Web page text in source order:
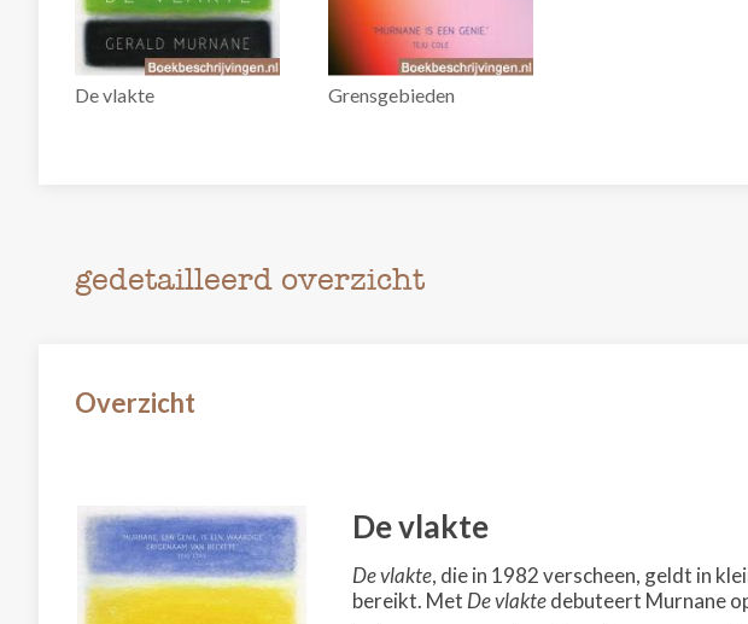
De vlakte Grensgebieden
gedetailleerd overzicht
Overzicht
De vlakte
De vlakte, die in 1982 verscheen, geldt in
bereikt. Met De vlaktedebuteert Murnane